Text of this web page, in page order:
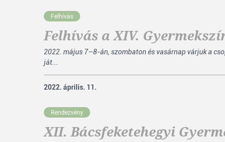
Felhívás
Felhívás a XIV.
2022. május 7–8-án, szombaton és vasárnap várjuk a
ját...
2022. április. 11.
Rendezvény
XII. Bácsfeketehegyi